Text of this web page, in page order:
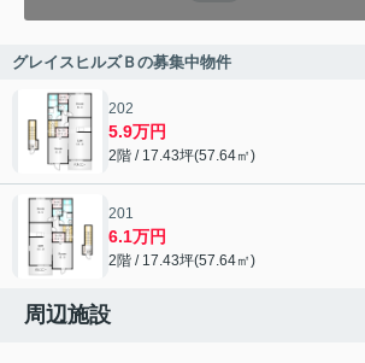
グレイスヒルズＢの募集中物件
202
5.9万円
2階 / 17.43坪(57.64㎡)
201
6.1万円
2階 / 17.43坪(57.64㎡)
周辺施設